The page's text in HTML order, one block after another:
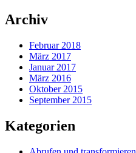
Archiv
Februar 2018
März 2017
Januar 2017
März 2016
Oktober 2015
September 2015
Kategorien